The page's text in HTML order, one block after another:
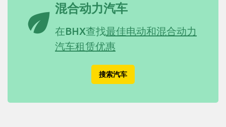
eco 混合动力汽车
在BHX查找最佳电动和混合动力
汽车租赁优惠
搜索汽车